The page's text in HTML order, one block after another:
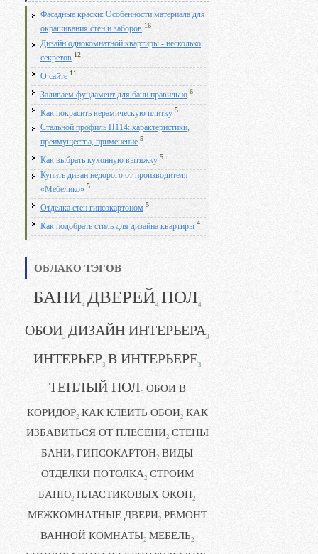
Фасадные краски: Особенности материала для
окрашивания стен и заборов 16
Дизайн однокомнатной квартиры - несколько
секретов 12
О сайте 11
Заливаем фундамент для бани правильно 6
Как покрасить керамическую плитку 5
Стальной профиль Н114: характеристики,
преимущества, применение 5
Как выбрать кухонную вытяжку 5
Купить диван недорого от производителя
«Мебелико» 5
Отделка стен гипсокартоном 5
Как подобрать стиль для дизайна квартиры 4
ОБЛАКО ТЭГОВ
БАНИ4 ДВЕРЕЙ4 ПОЛ4
ОБОИ3 ДИЗАЙН ИНТЕРЬЕРА3
ИНТЕРЬЕР3 В ИНТЕРЬЕРЕ3
ТЕПЛЫЙ ПОЛ3 ОБОИ В
КОРИДОР2 КАК КЛЕИТЬ ОБОИ2 КАК
ИЗБАВИТЬСЯ ОТ ПЛЕСЕНИ2 СТЕНЫ
БАНИ2 ГИПСОКАРТОН2 ВИДЫ
ОТДЕЛКИ ПОТОЛКА2 СТРОИМ
БАНЮ2 ПЛАСТИКОВЫХ ОКОН2
МЕЖКОМНАТНЫЕ ДВЕРИ2 РЕМОНТ
ВАННОЙ КОМНАТЫ2 МЕБЕЛЬ2